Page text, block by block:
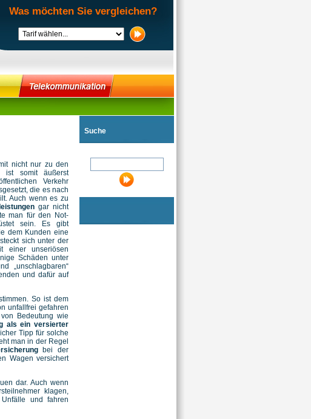
Was möchten Sie vergleichen?
nicht nur zu den
ist somit äußerst
Verkehr
die es nach
Auch wenn es zu
gar nicht
man für den Not-
sein. Es gibt
dem Kunden eine
sich unter der
einer unseriösen
Schäden unter
„unschlagbaren“
und dafür auf
So ist dem
unfallfrei gefahren
Bedeutung wie
als ein versierter
Tipp für solche
man in der Regel
bei der
Wagen versichert
dar. Auch wenn
klagen,
und fahren
Suche